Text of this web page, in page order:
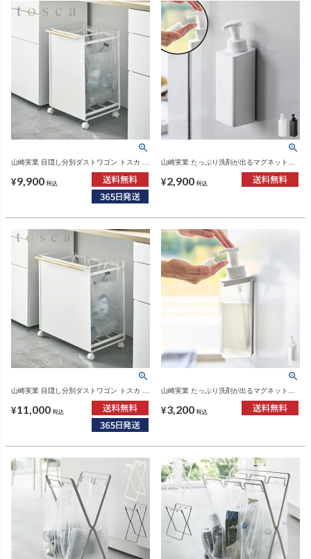
山崎実業 目隠し分別ダストワゴン トスカ 2
分別 tosca | インテリア雑貨・トスカシリー
ズ・ゴミ箱
¥9,900 税込
山崎実業 たっぷり洗剤が出るマグネットデ
ィスペンサー タワー 泡タイプ tower | バス
グッズ・タワーシリーズ
¥2,900 税込
山崎実業 目隠し分別ダストワゴン トスカ 3
分別 tosca | インテリア雑貨・トスカシリー
ズ・ゴミ箱
¥11,000 税込
山崎実業 たっぷり洗剤が出るマグネットデ
ィスペンサー ミスト 泡タイプ MIST | バス
グッズ・ディスペンサー
¥3,200 税込